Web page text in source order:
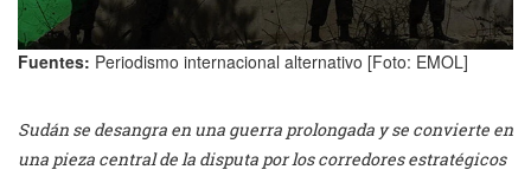
Fuentes: Periodismo internacional alternativo [Foto: EMOL]
Sudán se desangra en una guerra prolongada y se convierte en
una pieza central de la disputa por los corredores estratégicos